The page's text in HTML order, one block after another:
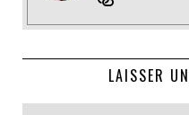
LAISSER